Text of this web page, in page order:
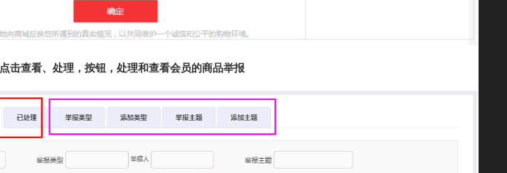
点击查看、处理，按钮，处理和查看会员的商品举报